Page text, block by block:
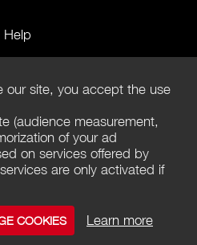
Help
of Use
of Sales
Policy
of cookies
us
our site, you accept the use
(audience measurement,
of your ad
on services offered by
are only activated if
COOKIES Learn more